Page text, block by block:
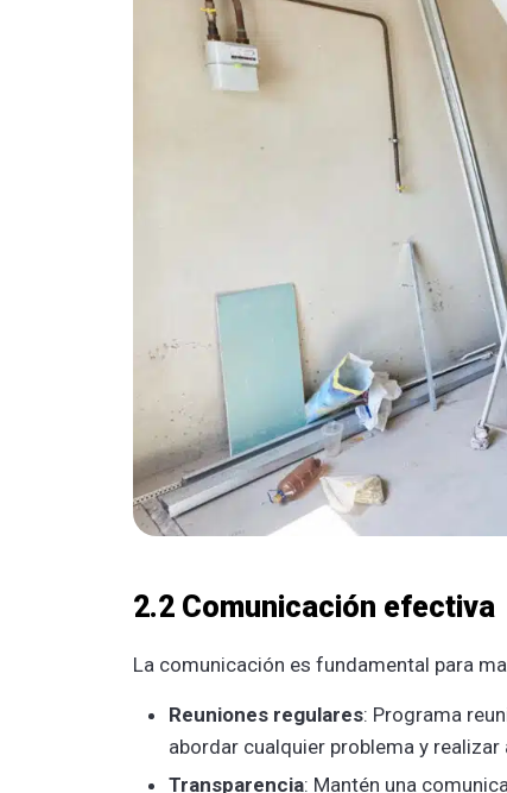
2.2 Comunicación efectiva
La comunicación es fundamental para
Reuniones regulares: Programa
abordar cualquier problema y
Transparencia: Mantén una